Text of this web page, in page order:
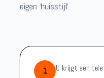
eigen ‘huisstijl’.
1
U krijgt een